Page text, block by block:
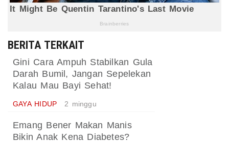
BERITA TERKAIT
Gini Cara Ampuh Stabilkan Gula
Darah Bumil, Jangan Sepelekan
Kalau Mau Bayi Sehat!
GAYA HIDUP 2 minggu
Emang Bener Makan Manis
Bikin Anak Kena Diabetes?